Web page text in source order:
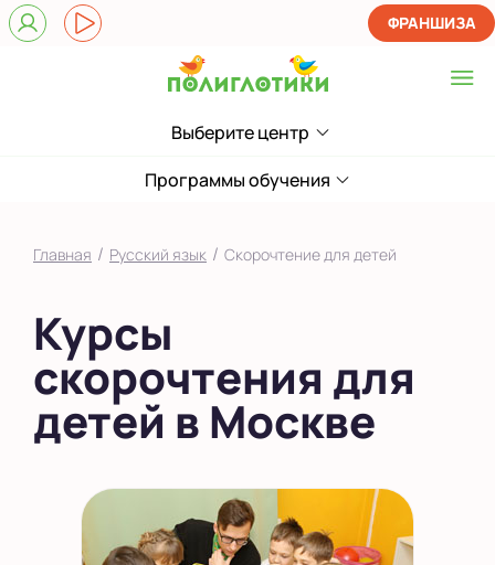
Выберите центр
Выберите центр
Верхние Лихоборы
Ломоносовский
Якиманка
в Южном Бутово
на Беломорской
на Домодедовской
ФРАНШИЗА
Программы обучения
Главная / Русский язык / Скорочтение для детей
Курсы
скорочтения для
детей в Москве